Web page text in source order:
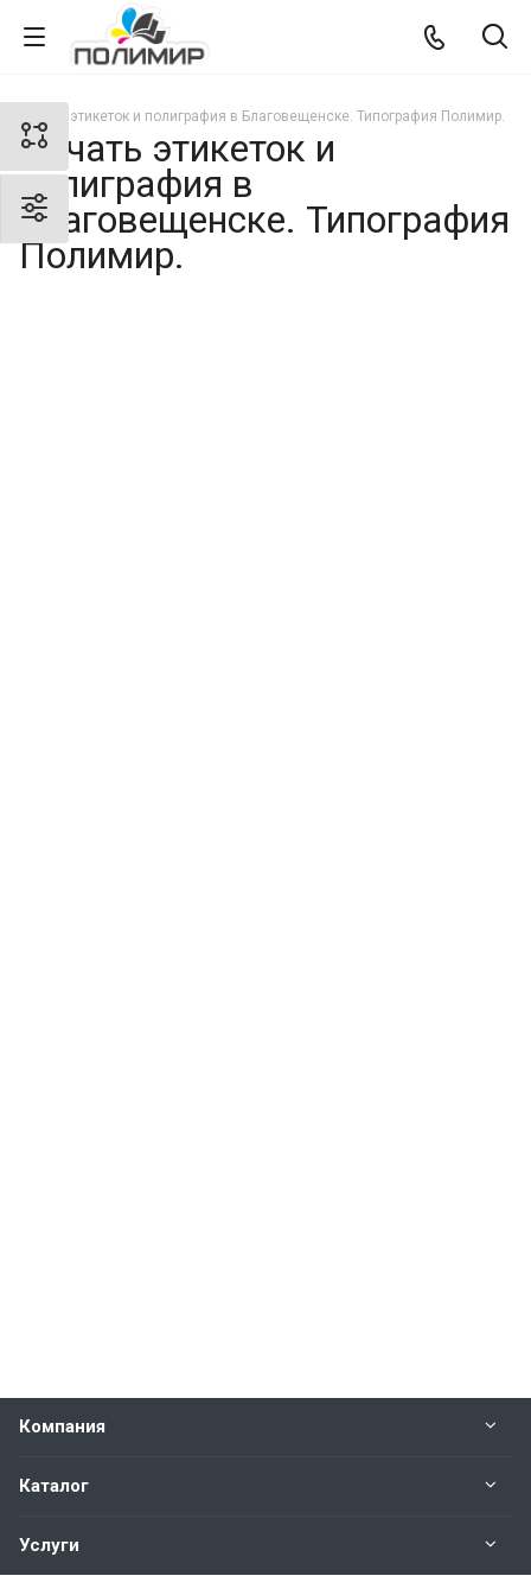
Печать этикеток и полиграфия в Благовещенске. Типография Полимир.
Печать этикеток и
полиграфия в
Благовещенске. Типография
Полимир.
Компания
Каталог
Услуги